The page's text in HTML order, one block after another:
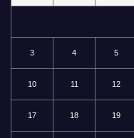
3 4 5
10 11 12
17 18 19